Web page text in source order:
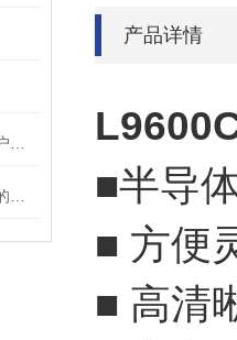
产品详情
■半导
■ 方便
■ 高清